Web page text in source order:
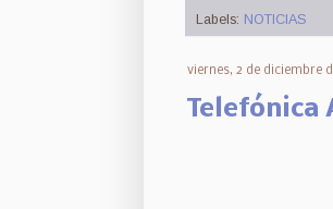
Labels: NOTICIAS
viernes, 2 de diciembre
Telefónica